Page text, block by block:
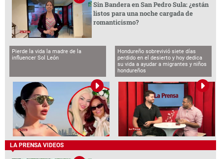
Sin Bandera en San Pedro Sula: ¿están
listos para una noche cargada de
romanticismo?
Pierde la vida la madre de la
influencer Sol León
Hondureño sobrevivió siete días
perdido en el desierto y hoy dedica
su vida a ayudar a migrantes y niños
hondureños
LA PRENSA VIDEOS